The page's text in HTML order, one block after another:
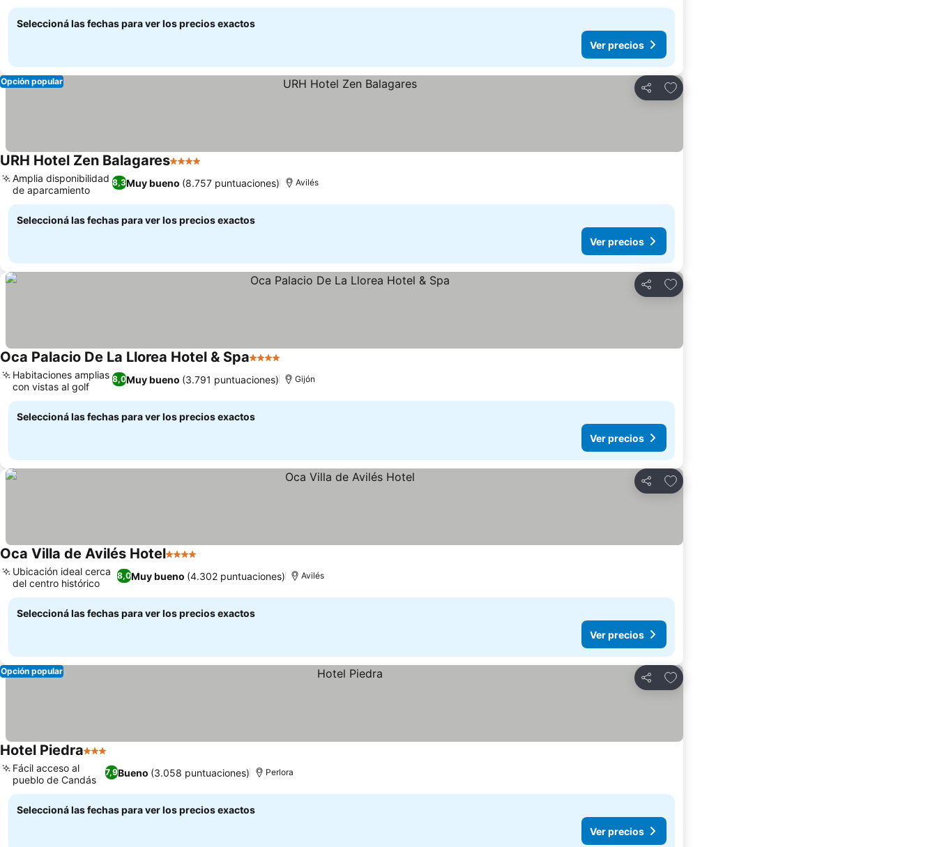
Seleccioná las fechas para ver los precios exactos
Ver precios
Compartir
Añadir a favoritos
Opción popular
URH Hotel Zen Balagares4 Estrellas
8,3Muy bueno (8.757 puntuaciones)
Amplia disponibilidad
de aparcamiento
Avilés
Seleccioná las fechas para ver los precios exactos
Ver precios
Compartir
Añadir a favoritos
Oca Palacio De La Llorea Hotel & Spa4 Estrellas
8,0Muy bueno (3.791 puntuaciones)
Habitaciones amplias
con vistas al golf
Gijón
Seleccioná las fechas para ver los precios exactos
Ver precios
Compartir
Añadir a favoritos
Oca Villa de Avilés Hotel4 Estrellas
8,0Muy bueno (4.302 puntuaciones)
Ubicación ideal cerca
del centro histórico
Avilés
Seleccioná las fechas para ver los precios exactos
Ver precios
Compartir
Añadir a favoritos
Opción popular
Hotel Piedra3 Estrellas
7,9Bueno (3.058 puntuaciones)
Fácil acceso al
pueblo de Candás
Perlora
Seleccioná las fechas para ver los precios exactos
Ver precios